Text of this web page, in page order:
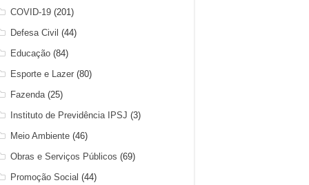
COVID-19(201)
Defesa Civil (44)
Educação(84)
Esporte e Lazer(80)
Fazenda(25)
Instituto de Previdência IPSJ (3)
Meio Ambiente(46)
Obras e Serviços Públicos (69)
Promoção Social (44)